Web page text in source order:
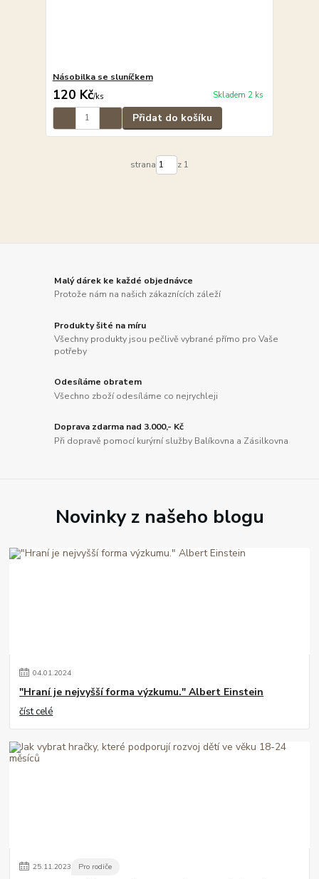
Násobilka se sluníčkem
120 Kč/ks Skladem 2 ks
Přidat do košíku
strana z 1
Malý dárek ke každé objednávce
Protože nám na našich zákaznících záleží
Produkty šité na míru
Všechny produkty jsou pečlivě vybrané přímo pro Vaše
potřeby
Odesíláme obratem
Všechno zboží odesíláme co nejrychleji
Doprava zdarma nad 3.000,- Kč
Při dopravě pomocí kurýrní služby Balíkovna a Zásilkovna
Novinky z našeho blogu
04.01.2024
"Hraní je nejvyšší forma výzkumu." Albert Einstein
číst celé
25.11.2023 Pro rodiče